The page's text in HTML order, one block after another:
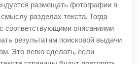
размещать фотографии в
разделах текста. Тогда
соответствующими описаниями
результатам поисковой выдачи
Это легко сделать, если